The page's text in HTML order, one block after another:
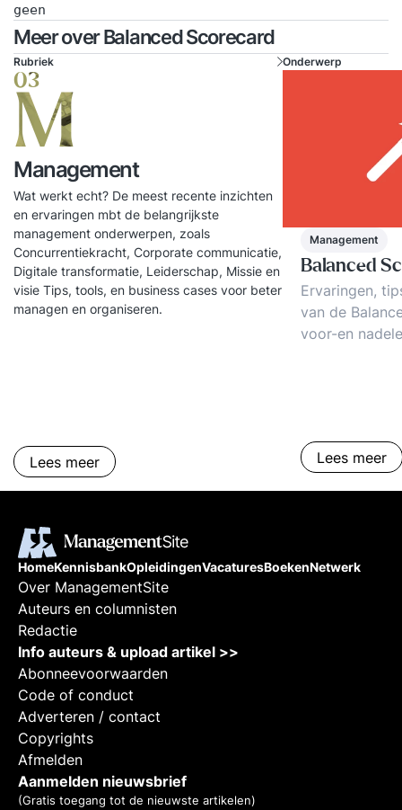
geen
Meer over Balanced Scorecard
Rubriek
03
M
Management
Wat werkt echt? De meest recente inzichten
en ervaringen mbt de belangrijkste
management onderwerpen, zoals
Concurrentiekracht, Corporate communicatie,
Digitale transformatie, Leiderschap, Missie en
visie Tips, tools, en business cases voor beter
managen en organiseren.
Lees meer
Onderwerp
Management
Balanced
Ervaringen,
van de
voor-en
Lees meer
HomeKennisbankOpleidingenVacaturesBoekenNetwerk
Over ManagementSite
Auteurs en columnisten
Redactie
Info auteurs & upload artikel >>
Abonneevoorwaarden
Code of conduct
Adverteren / contact
Copyrights
Afmelden
Aanmelden nieuwsbrief
(Gratis toegang tot de nieuwste artikelen)